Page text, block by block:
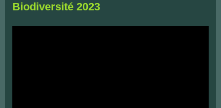
Biodiversité 2023